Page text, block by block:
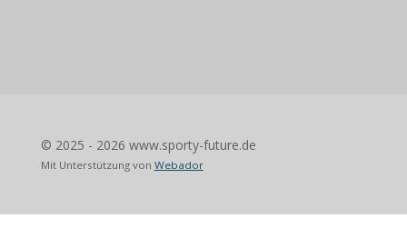
© 2025 - 2026 www.sporty-future.de
Mit Unterstützung von Webador